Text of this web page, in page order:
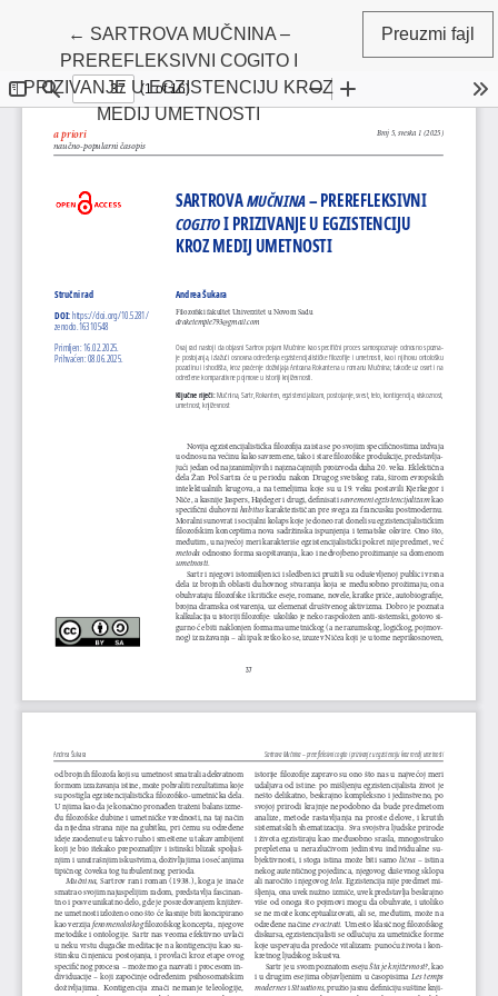
← Povratak na detalje članka
SARTROVA MUČNINA –
PREREFLEKSIVNI COGITO I
PRIZIVANJE U EGZISTENCIJU KROZ
MEDIJ UMETNOSTI
Preuzmi fajl